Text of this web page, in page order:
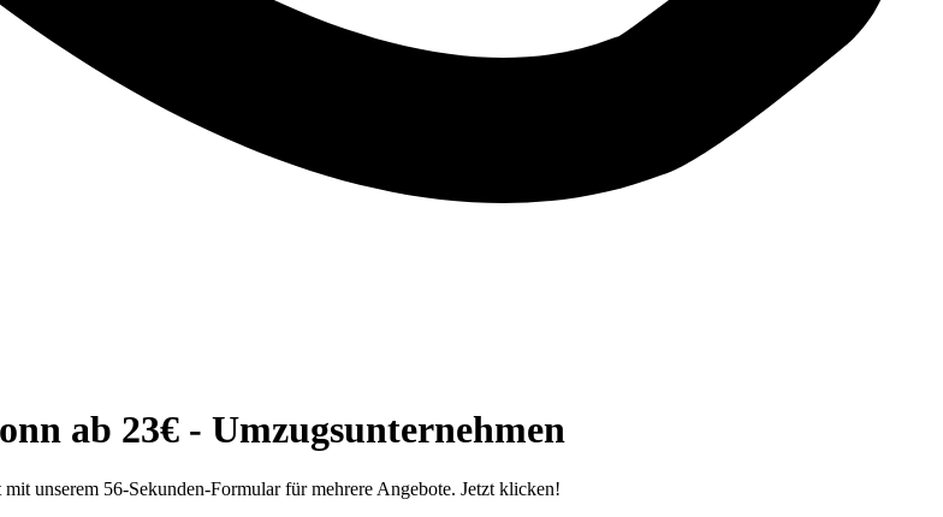
ab 23€ - Umzugsunternehmen
unserem 56-Sekunden-Formular für mehrere Angebote. Jetzt klicken!